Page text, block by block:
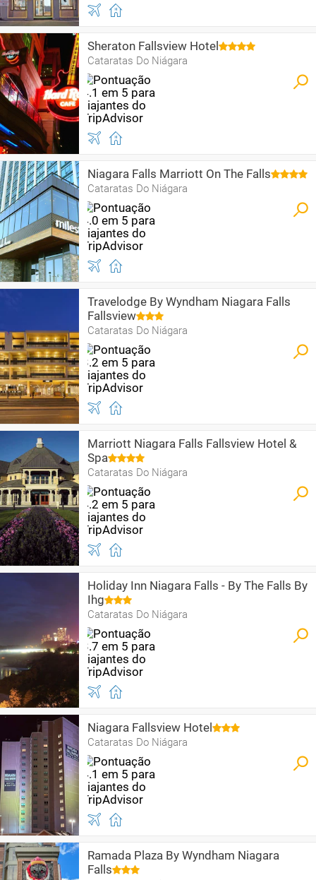
Sheraton Fallsview Hotel
Cataratas Do Niágara
Niagara Falls Marriott On The Falls
Cataratas Do Niágara
Travelodge By Wyndham Niagara Falls
Fallsview
Cataratas Do Niágara
Marriott Niagara Falls Fallsview Hotel &
Spa
Cataratas Do Niágara
Holiday Inn Niagara Falls - By The Falls By
Ihg
Cataratas Do Niágara
Niagara Fallsview Hotel
Cataratas Do Niágara
Ramada Plaza By Wyndham Niagara
Falls